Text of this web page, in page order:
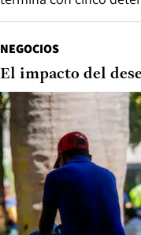
NEGOCIOS
El impacto del